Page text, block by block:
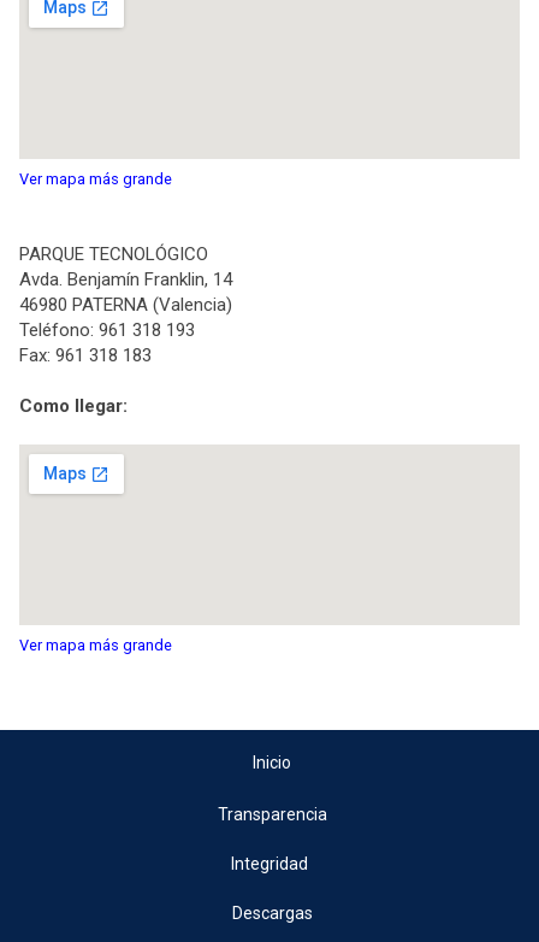
Ver mapa más grande
PARQUE TECNOLÓGICO
Avda. Benjamín Franklin, 14
46980 PATERNA (Valencia)
Teléfono: 961 318 193
Fax: 961 318 183
Como llegar:
Ver mapa más grande
Inicio
Transparencia
Integridad
Descargas